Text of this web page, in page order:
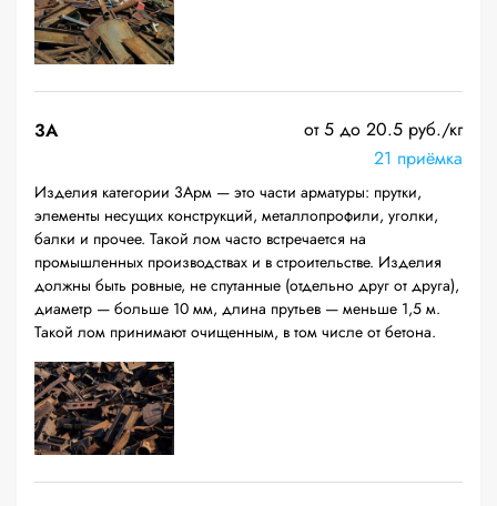
3А
от 5 до 20.5 руб./кг
21 приёмка
Изделия категории 3Арм — это части арматуры: прутки,
элементы несущих конструкций, металлопрофили, уголки,
балки и прочее. Такой лом часто встречается на
промышленных производствах и в строительстве. Изделия
должны быть ровные, не спутанные (отдельно друг от друга),
диаметр — больше 10 мм, длина прутьев — меньше 1,5 м.
Такой лом принимают очищенным, в том числе от бетона.